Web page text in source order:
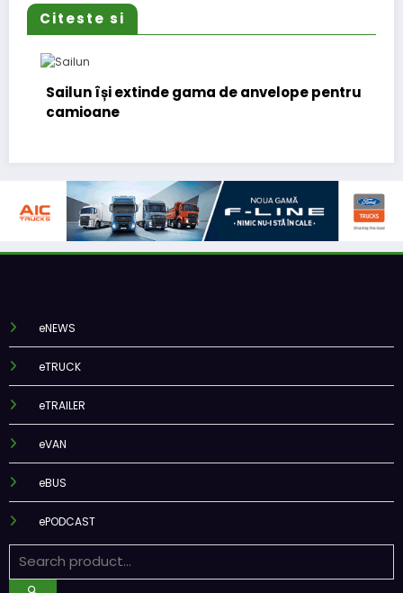
Citeste si
Sailun își extinde gama de anvelope pentru
camioane
eNEWS
eTRUCK
eTRAILER
eVAN
eBUS
ePODCAST